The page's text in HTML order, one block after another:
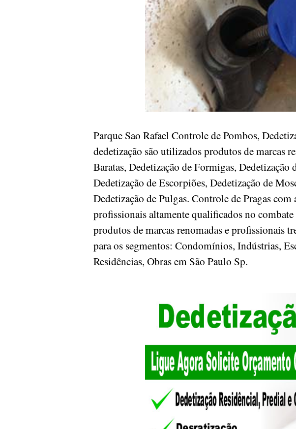
Parque Sao Rafael Controle de Pombos,
dedetização são utilizados produtos de marcas
Baratas, Dedetização de Formigas, Dedetização
Dedetização de Escorpiões, Dedetização de
Dedetização de Pulgas. Controle de Pragas
profissionais altamente qualificados no
produtos de marcas renomadas e profissionais
para os segmentos: Condomínios, Indústrias,
Residências, Obras em São Paulo Sp.